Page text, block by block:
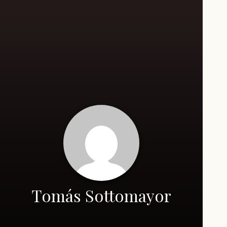
Tomás Sottomayor